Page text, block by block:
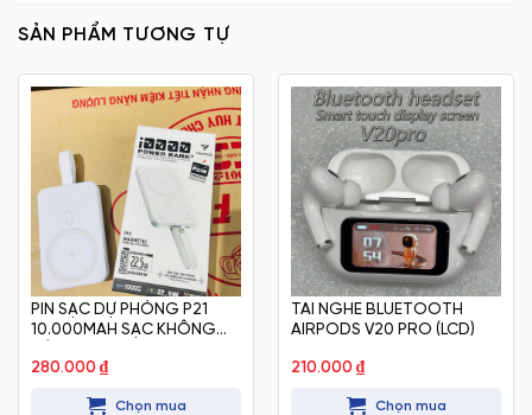
SẢN PHẨM TƯƠNG TỰ
PIN SẠC DỰ PHÒNG P21
10.000MAH SẠC KHÔNG
280.000 ₫
Chọn mua
TAI NGHE BLUETOOTH
AIRPODS V20 PRO (LCD)
210.000 ₫
Chọn mua